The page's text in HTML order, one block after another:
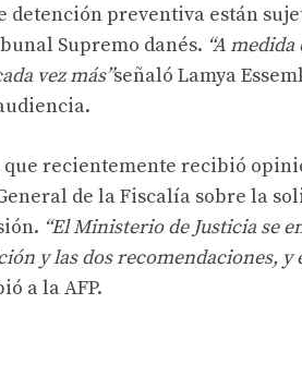
detención preventiva están
Supremo danés. “A
vez más”señaló Lamya
recientemente recibió
de la Fiscalía sobre la
“El Ministerio de Justicia se
y las dos recomendaciones, y
a la AFP.